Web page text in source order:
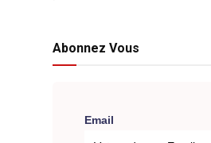
Abonnez Vous
Email